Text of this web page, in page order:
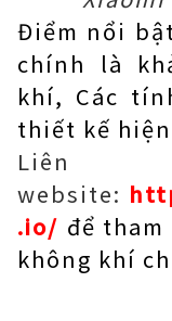
Điểm nổi
chính là
khí, Các
thiết kế
website:
.io/ để
không khí